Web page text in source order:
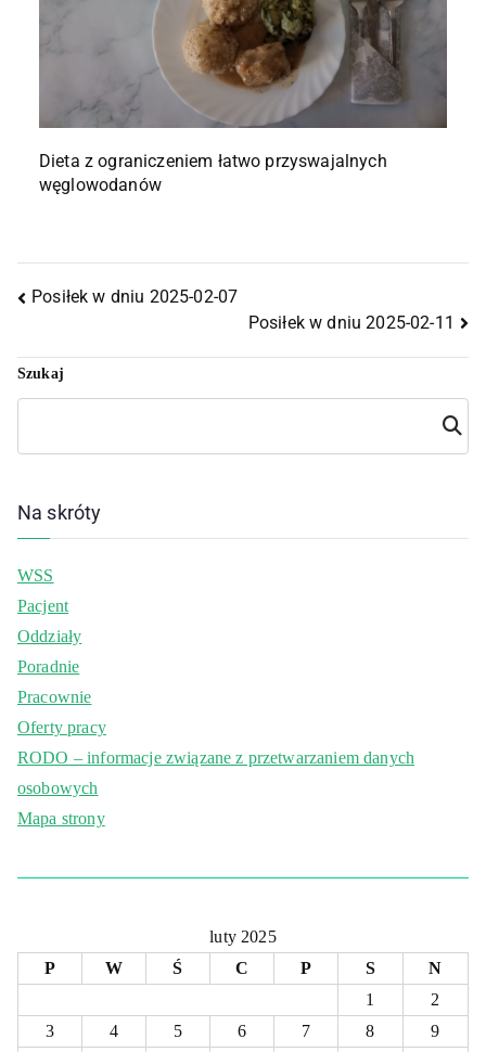
Dieta z ograniczeniem łatwo przyswajalnych
węglowodanów
Posiłek w dniu 2025-02-07
Posiłek w dniu 2025-02-11
Szukaj
Szuka
j
Na skróty
WSS
Pacjent
Oddziały
Poradnie
Pracownie
Oferty pracy
RODO – informacje związane z przetwarzaniem danych
osobowych
Mapa strony
luty 2025
P
W Ś C P S
N
1
2
3
4 5 6 7 8
9